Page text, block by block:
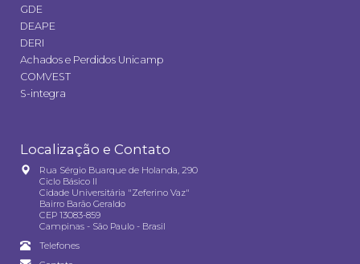
GDE
DEAPE
DERI
Achados e Perdidos Unicamp
COMVEST
S-integra
Localização e Contato
Rua Sérgio Buarque de Holanda, 290
Ciclo Básico II
Cidade Universitária "Zeferino Vaz"
Bairro Barão Geraldo
CEP 13083-859
Campinas - São Paulo - Brasil
Telefones